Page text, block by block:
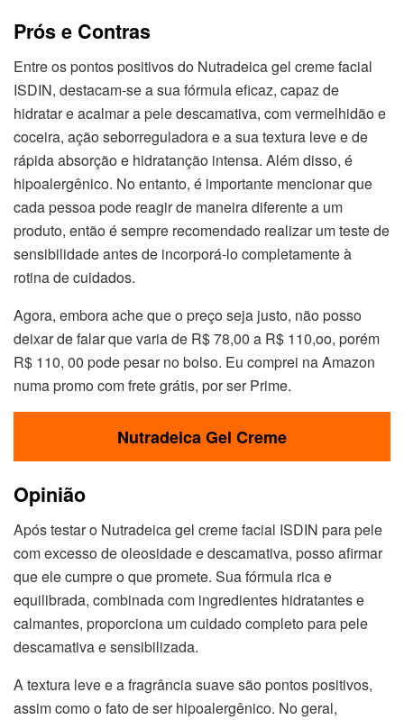
Prós e Contras
Entre os pontos positivos do Nutradeica gel creme facial
ISDIN, destacam-se a sua fórmula eficaz, capaz de
hidratar e acalmar a pele descamativa, com vermelhidão e
coceira, ação seborreguladora e a sua textura leve e de
rápida absorção e hidratanção intensa. Além disso, é
hipoalergênico. No entanto, é importante mencionar que
cada pessoa pode reagir de maneira diferente a um
produto, então é sempre recomendado realizar um teste de
sensibilidade antes de incorporá-lo completamente à
rotina de cuidados.
Agora, embora ache que o preço seja justo, não posso
deixar de falar que varia de R$ 78,00 a R$ 110,oo, porém
R$ 110, 00 pode pesar no bolso. Eu comprei na Amazon
numa promo com frete grátis, por ser Prime.
Nutradeica Gel Creme
Opinião
Após testar o Nutradeica gel creme facial ISDIN para pele
com excesso de oleosidade e descamativa, posso afirmar
que ele cumpre o que promete. Sua fórmula rica e
equilibrada, combinada com ingredientes hidratantes e
calmantes, proporciona um cuidado completo para pele
descamativa e sensibilizada.
A textura leve e a fragrância suave são pontos positivos,
assim como o fato de ser hipoalergênico. No geral,